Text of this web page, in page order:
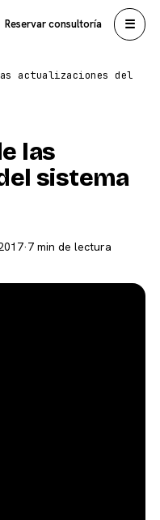
Reservar consultoría ☰
actualizaciones del
las
sistema
·7 min de lectura